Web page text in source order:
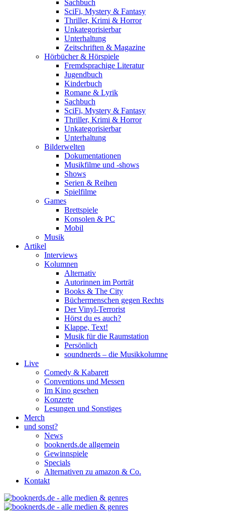
Sachbuch
SciFi, Mystery & Fantasy
Thriller, Krimi & Horror
Unkategorisierbar
Unterhaltung
Zeitschriften & Magazine
Hörbücher & Hörspiele
Fremdsprachige Literatur
Jugendbuch
Kinderbuch
Romane & Lyrik
Sachbuch
SciFi, Mystery & Fantasy
Thriller, Krimi & Horror
Unkategorisierbar
Unterhaltung
Bilderwelten
Dokumentationen
Musikfilme und -shows
Shows
Serien & Reihen
Spielfilme
Games
Brettspiele
Konsolen & PC
Mobil
Musik
Artikel
Interviews
Kolumnen
Alternativ
Autorinnen im Porträt
Books & The City
Büchermenschen gegen Rechts
Der Vinyl-Terrorist
Hörst du es auch?
Klappe, Text!
Musik für die Raumstation
Persönlich
soundnerds – die Musikkolumne
Live
Comedy & Kabarett
Conventions und Messen
Im Kino gesehen
Konzerte
Lesungen und Sonstiges
Merch
und sonst?
News
booknerds.de allgemein
Gewinnspiele
Specials
Alternativen zu amazon & Co.
Kontakt